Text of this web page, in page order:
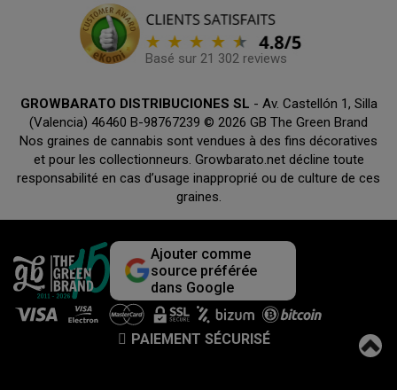
Basé sur 21 302 reviews
GROWBARATO DISTRIBUCIONES SL - Av. Castellón 1, Silla
(Valencia) 46460 B-98767239 © 2026 GB The Green Brand
Nos graines de cannabis sont vendues à des fins décoratives
et pour les collectionneurs. Growbarato.net décline toute
responsabilité en cas d’usage inapproprié ou de culture de ces
graines.
Ajouter comme
source préférée
dans Google
PAIEMENT SÉCURISÉ